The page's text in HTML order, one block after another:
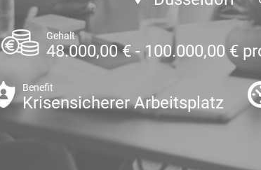
Gehalt
48.000,00 € - 100.000,00 €
Benefit
Krisensicherer Arbeitsplatz